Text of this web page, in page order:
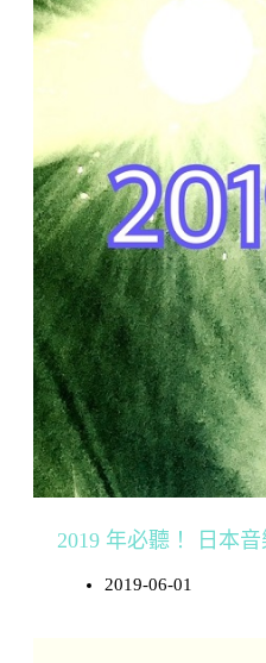
2019 年必聽！ 日本
2019-06-01